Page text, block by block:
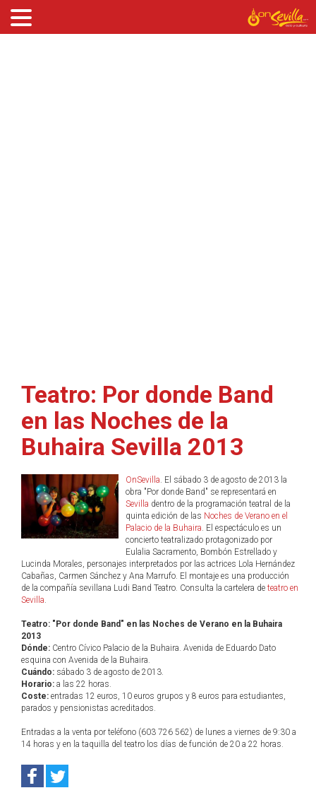
Teatro: Por donde Band
en las Noches de la
Buhaira Sevilla 2013
OnSevilla. El sábado 3 de agosto de 2013 la
obra "Por donde Band" se representará en
Sevilla dentro de la programación teatral de la
quinta edición de las Noches de Verano en el
Palacio de la Buhaira. El espectáculo es un
concierto teatralizado protagonizado por
Eulalia Sacramento, Bombón Estrellado y
Lucinda Morales, personajes interpretados por las actrices Lola Hernández
Cabañas, Carmen Sánchez y Ana Marrufo. El montaje es una producción
de la compañía sevillana Ludi Band Teatro. Consulta la cartelera de teatro en
Sevilla.
Teatro: "Por donde Band" en las Noches de Verano en la Buhaira
2013
Dónde: Centro Cívico Palacio de la Buhaira. Avenida de Eduardo Dato
esquina con Avenida de la Buhaira.
Cuándo: sábado 3 de agosto de 2013.
Horario: a las 22 horas.
Coste: entradas 12 euros, 10 euros grupos y 8 euros para estudiantes,
parados y pensionistas acreditados.
Entradas a la venta por teléfono (603 726 562) de lunes a viernes de 9:30 a
14 horas y en la taquilla del teatro los días de función de 20 a 22 horas.